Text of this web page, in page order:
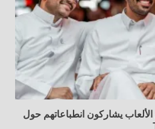
الألعاب يشاركون انطباعاتهم حول